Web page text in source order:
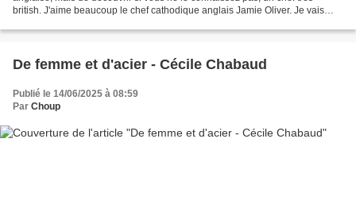
british. J'aime beaucoup le chef cathodique anglais Jamie Oliver. Je vais
De femme et d'acier - Cécile Chabaud
Publié le 14/06/2025 à 08:59
Par Choup